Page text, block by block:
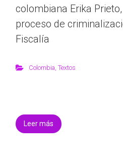
colombiana Erika
proceso de
Fiscalía
Colombia Textos
Leer más